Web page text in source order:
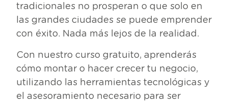
tradicionales no prosperan o que solo en
las grandes ciudades se puede emprender
con éxito. Nada más lejos de la realidad.
Con nuestro curso gratuito, aprenderás
cómo montar o hacer crecer tu negocio,
utilizando las herramientas tecnológicas y
el asesoramiento necesario para ser